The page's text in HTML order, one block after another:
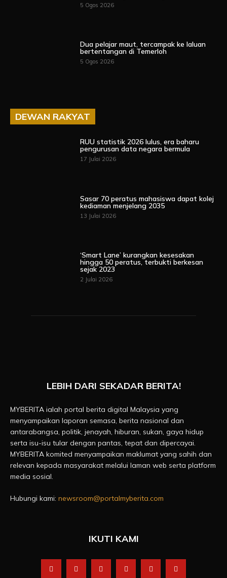
5 Ogos 2026
Dua pelajar maut, tercampak ke laluan
bertentangan di Temerloh
5 Ogos 2026
DEWAN RAKYAT
RUU statistik 2026 lulus, era baharu
pengurusan data negara bermula
17 Julai 2026
Sasar 70 peratus mahasiswa dapat kolej
kediaman menjelang 2035
13 Julai 2026
‘Smart Lane’ kurangkan kesesakan
hingga 50 peratus, terbukti berkesan
sejak 2023
2 Julai 2026
LEBIH DARI SEKADAR BERITA!
MYBERITA ialah portal berita digital Malaysia yang
menyampaikan laporan semasa, berita nasional dan
antarabangsa, politik, jenayah, hiburan, sukan, gaya hidup
serta isu-isu tular dengan pantas, tepat dan dipercayai.
MYBERITA komited menyampaikan maklumat yang sahih dan
relevan kepada masyarakat melalui laman web serta platform
media sosial.
Hubungi kami: newsroom@portalmyberita.com
IKUTI KAMI